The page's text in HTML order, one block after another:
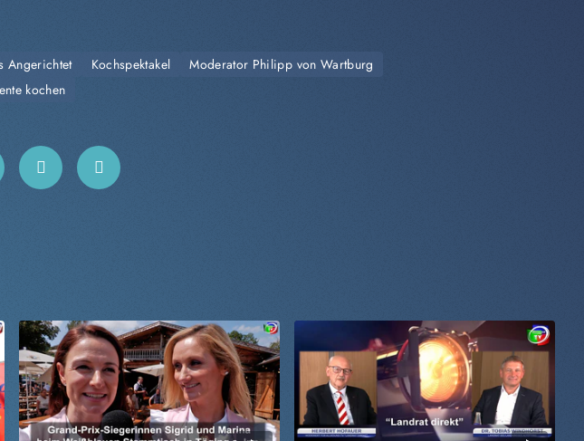
Angerichtet Kochspektakel
Moderator Philipp von Wartburg
kochen